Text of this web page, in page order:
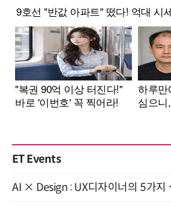
ET Events